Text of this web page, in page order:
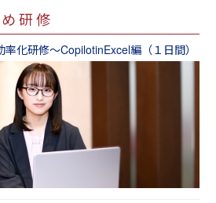
うにすることが重要です。次
ク（型）に従った業務改善の
務改善の一連の流れを理解し
イントです。具体的には、
→テーマの選定→現状分析→
定→対策の立案」という一連
イントを身につけていただき
フローの見直しからアプロー
修（１日間）
の５Sからアプローチしたい場
職場の５Ｓ徹底編（１日間）
（電子データも含む）のファ
ーチしたい場合
イリング力向上編（１日
をつけることも可能です。
動して業務改善をしたい
標管理で推進する業務改善
～６回ほどのプログラムとし
月かけて業務改善活動に取り
とにより、改善の視点や意識
おすすめです。
ストDown、業績Up、モラル
もありますし、あるいはテー
うが効果的であれば、重点テ
カリキュラムをおすすめしま
と時間をかけ業務改善を学
日間）
アル化し業務を標準化する
研修
化研修～CopilotinExcel編（１日間）